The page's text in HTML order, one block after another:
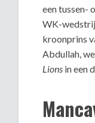
een tussen-
WK-
kroonprins
Abdullah,
Lions in een